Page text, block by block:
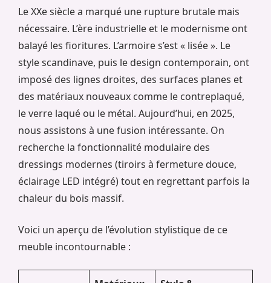
Le XXe siècle a marqué une rupture brutale mais
nécessaire. L’ère industrielle et le modernisme ont
balayé les fioritures. L’armoire s’est « lisée ». Le
style scandinave, puis le design contemporain, ont
imposé des lignes droites, des surfaces planes et
des matériaux nouveaux comme le contreplaqué,
le verre laqué ou le métal. Aujourd’hui, en 2025,
nous assistons à une fusion intéressante. On
recherche la fonctionnalité modulaire des
dressings modernes (tiroirs à fermeture douce,
éclairage LED intégré) tout en regrettant parfois la
chaleur du bois massif.
Voici un aperçu de l’évolution stylistique de ce
meuble incontournable :